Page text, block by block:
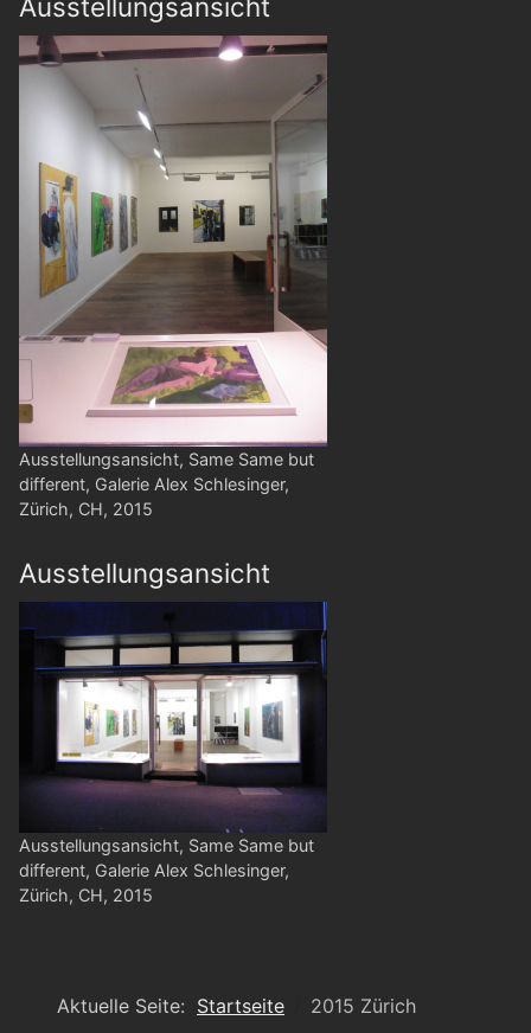
Ausstellungsansicht
Ausstellungsansicht, Same Same but
different, Galerie Alex Schlesinger,
Zürich, CH, 2015
Ausstellungsansicht
Ausstellungsansicht, Same Same but
different, Galerie Alex Schlesinger,
Zürich, CH, 2015
Aktuelle Seite: Startseite 2015 Zürich